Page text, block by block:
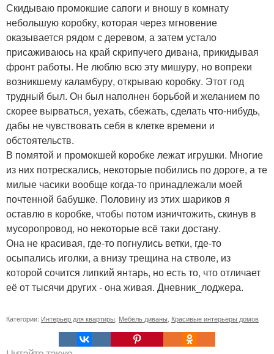
Скидываю промокшие сапоги и вношу в комнату
небольшую коробку, которая через мгновение
оказывается рядом с деревом, а затем устало
присаживаюсь на край скрипучего дивана, прикидывая
фронт работы. Не люблю всю эту мишуру, но вопреки
возникшему каламбуру, открываю коробку. Этот год
трудный был. Он был наполнен борьбой и желанием по
скорее вырваться, уехать, сбежать, сделать что-нибудь,
дабы не чувствовать себя в клетке времени и
обстоятельств.
В помятой и промокшей коробке лежат игрушки. Многие
из них потрескались, некоторые побились по дороге, а те
милые часики вообще когда-то принадлежали моей
почтенной бабушке. Половину из этих шариков я
оставлю в коробке, чтобы потом изничтожить, скинув в
мусоропровод, но некоторые всё таки достану.
Она не красивая, где-то погнулись ветки, где-то
осыпались иголки, а внизу трещина на стволе, из
которой сочится липкий янтарь, но есть то, что отличает
её от тысячи других - она живая. Дневник_лоджера.
Категории: Интерьер для квартиры Мебель диваны Красивые интерьеры домов